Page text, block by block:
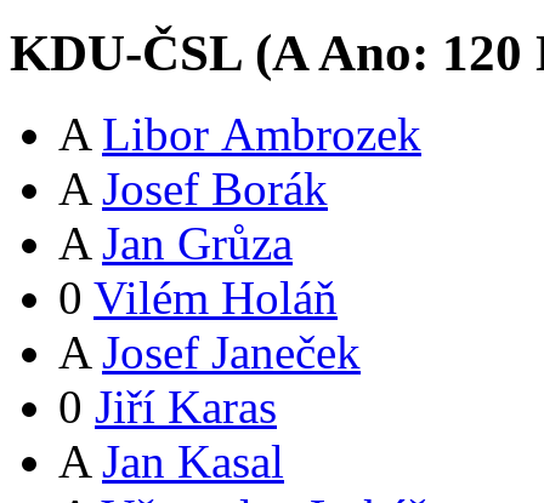
KDU-ČSL (AAno: 120
A Libor Ambrozek
A Josef Borák
A Jan Grůza
0 Vilém Holáň
A Josef Janeček
0 Jiří Karas
A Jan Kasal